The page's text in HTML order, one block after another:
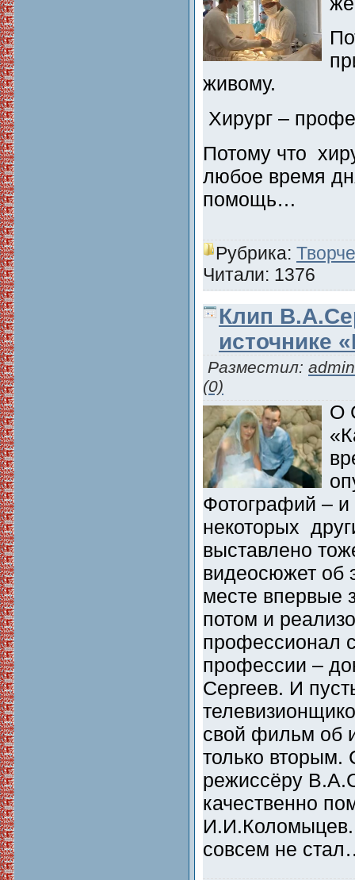
живому.
Хирург –
Потому что
любое время
помощь…
Рубрика:
Читали: 1376
Клип
источнике
Разместил: admin
(0)
О
Фотографий –
некоторых
выставлено
видеосюжет об
месте впервые
потом и
профессионал
профессии –
Сергеев. И
свой фильм об
только вторым.
режиссёру
качественно
совсем не